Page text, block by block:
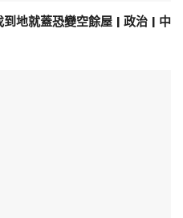
地就蓋恐變空餘屋 | 政治 | 中